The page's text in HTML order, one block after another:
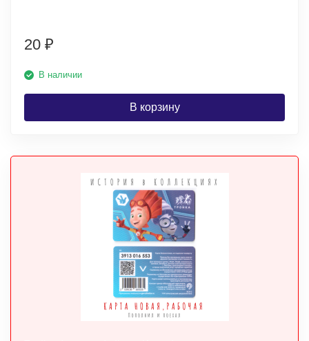
20 ₽
В наличии
В корзину